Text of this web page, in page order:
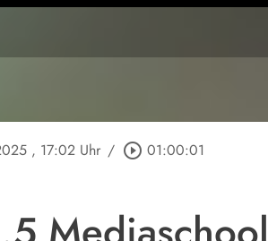
, 17:02 Uhr / play_circle_outline 01:00:01